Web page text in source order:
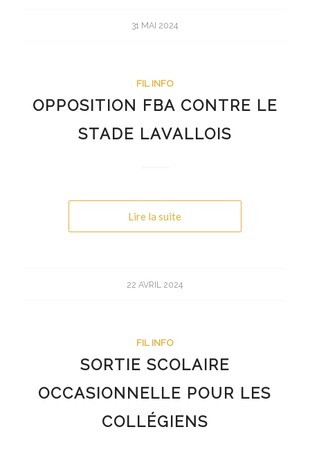
31 MAI 2024
FIL INFO
OPPOSITION FBA CONTRE LE
STADE LAVALLOIS
Lire la suite
22 AVRIL 2024
FIL INFO
SORTIE SCOLAIRE
OCCASIONNELLE POUR LES
COLLÉGIENS